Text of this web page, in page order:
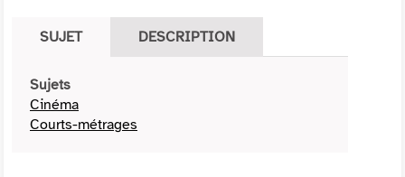
SUJET DESCRIPTION
Sujets
Cinéma
Courts-métrages